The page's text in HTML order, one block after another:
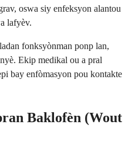
oswa siy enfeksyon alantou
lafyèv.
fonksyònman ponp lan,
Ekip medikal ou a pral
bay enfòmasyon pou kontakte
Baklofèn (Wout